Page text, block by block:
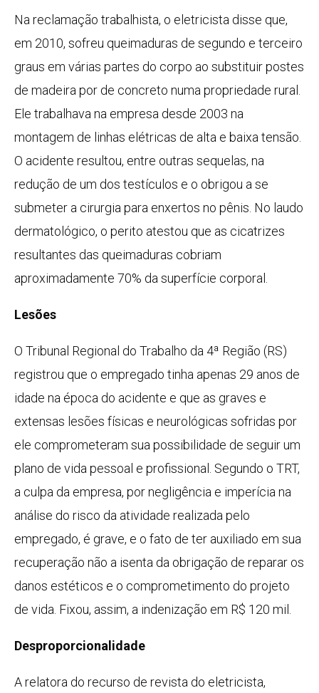
Na reclamação trabalhista, o eletricista disse que,
em 2010, sofreu queimaduras de segundo e terceiro
graus em várias partes do corpo ao substituir postes
de madeira por de concreto numa propriedade rural.
Ele trabalhava na empresa desde 2003 na
montagem de linhas elétricas de alta e baixa tensão.
O acidente resultou, entre outras sequelas, na
redução de um dos testículos e o obrigou a se
submeter a cirurgia para enxertos no pênis. No laudo
dermatológico, o perito atestou que as cicatrizes
resultantes das queimaduras cobriam
aproximadamente 70% da superfície corporal.
Lesões
O Tribunal Regional do Trabalho da 4ª Região (RS)
registrou que o empregado tinha apenas 29 anos de
idade na época do acidente e que as graves e
extensas lesões físicas e neurológicas sofridas por
ele comprometeram sua possibilidade de seguir um
plano de vida pessoal e profissional. Segundo o TRT,
a culpa da empresa, por negligência e imperícia na
análise do risco da atividade realizada pelo
empregado, é grave, e o fato de ter auxiliado em sua
recuperação não a isenta da obrigação de reparar os
danos estéticos e o comprometimento do projeto
de vida. Fixou, assim, a indenização em R$ 120 mil.
Desproporcionalidade
A relatora do recurso de revista do eletricista,